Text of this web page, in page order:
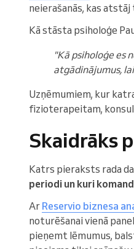
neierašanās, kas
Kā stāsta psiholoģe
"Kā psiholoģe es
atgādinājumus,
Uzņēmumiem, kur
fizioterapeitam,
Skaidrāks
Katrs pieraksts rada
periodi un kuri
Ar Reservio biznesa
noturēšanai vienā
pieņemt lēmumus,